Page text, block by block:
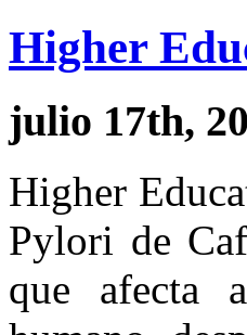
Higher
julio 17th,
Higher
Pylori de
que afecta